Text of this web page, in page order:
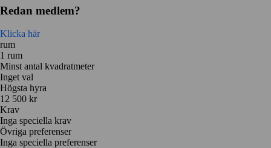
Redan medlem?
Klicka här
rum
1 rum
Minst antal kvadratmeter
Inget val
Högsta hyra
12 500 kr
Krav
Inga speciella krav
Övriga preferenser
Inga speciella preferenser